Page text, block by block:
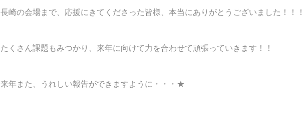
長崎の会場まで、応援にきてくださった皆様、本当にありがとうございました！！！
たくさん課題もみつかり、来年に向けて力を合わせて頑張っていきます！！
来年また、うれしい報告ができますように・・・★